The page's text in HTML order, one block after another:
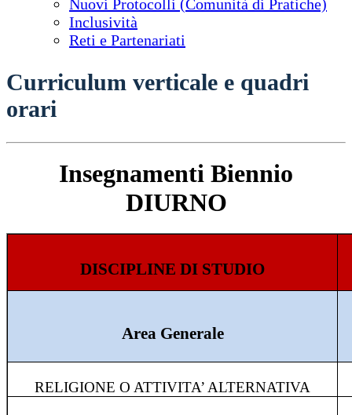
Nuovi Protocolli (Comunità di Pratiche)
Inclusività
Reti e Partenariati
Curriculum verticale e quadri
orari
Insegnamenti Biennio
DIURNO
DISCIPLINE DI STUDIO
Area Generale
RELIGIONE O ATTIVITA’ ALTERNATIVA